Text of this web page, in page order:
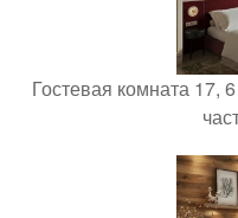
Гостевая комната 17,